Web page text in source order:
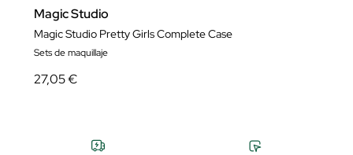
Magic Studio
Magic Studio Pretty Girls Complete Case
Sets de maquillaje
27,05 €